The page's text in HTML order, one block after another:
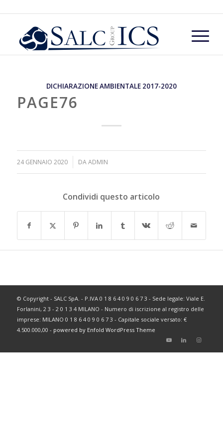
DICHIARAZIONE AMBIENTALE 2017-2020
PAGE76
24 GENNAIO 2020 DAADMIN
Condividi questo articolo
© Copyright - SALC SpA. - P.IVA 0 1 8 6 4 0 9 0 6 7 3 - Sede legale: Viale E.
Forlanini, 2 3 - 2 0 1 3 4 MILANO - Numero di iscrizione al registro delle
imprese: MILANO 0 1 8 6 4 0 9 0 6 7 3 - Capitale sociale versato: €
4.500.000,00 - powered by Enfold WordPress Theme